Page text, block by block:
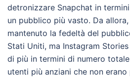
detronizzare Snapchat in
un pubblico più vasto. Da
mantenuto la fedeltà del
Stati Uniti, ma Instagram
di più in termini di numero
utenti più anziani che non